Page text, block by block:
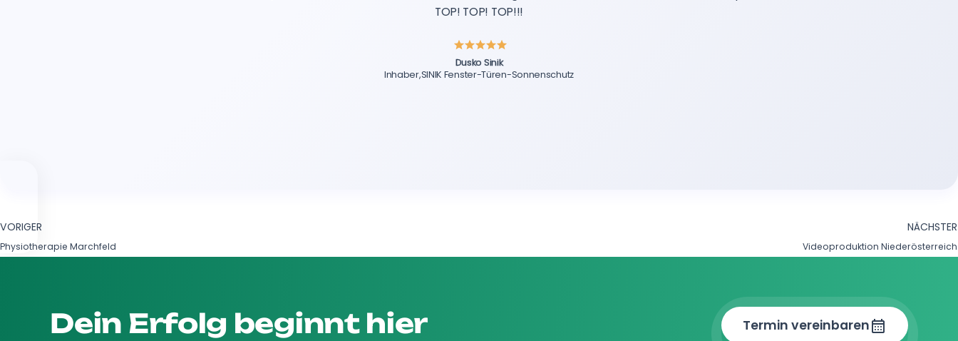
TOP! TOP! TOP!!!
Dusko Sinik
Inhaber,SINIK Fenster-Türen-Sonnenschutz
VORIGER
Physiotherapie Marchfeld
NÄCHSTER
Videoproduktion Niederösterreich
Dein Erfolg beginnt hier Termin vereinbaren